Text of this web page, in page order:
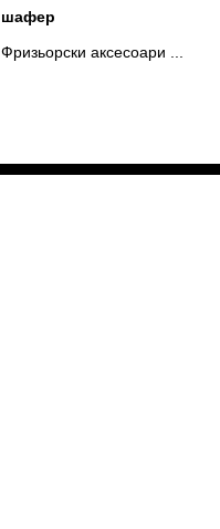
шафер
Фризьорски аксесоари ...